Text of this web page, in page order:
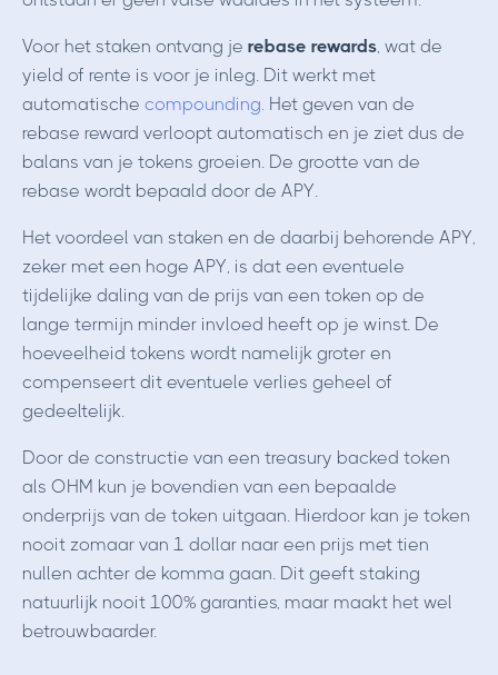
Voor het staken ontvang je rebase rewards, wat de
yield of rente is voor je inleg. Dit werkt met
automatische compounding. Het geven van de
rebase reward verloopt automatisch en je ziet dus de
balans van je tokens groeien. De grootte van de
rebase wordt bepaald door de APY.
Het voordeel van staken en de daarbij behorende APY,
zeker met een hoge APY, is dat een eventuele
tijdelijke daling van de prijs van een token op de
lange termijn minder invloed heeft op je winst. De
hoeveelheid tokens wordt namelijk groter en
compenseert dit eventuele verlies geheel of
gedeeltelijk.
Door de constructie van een treasury backed token
als OHM kun je bovendien van een bepaalde
onderprijs van de token uitgaan. Hierdoor kan je token
nooit zomaar van 1 dollar naar een prijs met tien
nullen achter de komma gaan. Dit geeft staking
natuurlijk nooit 100% garanties, maar maakt het wel
betrouwbaarder.